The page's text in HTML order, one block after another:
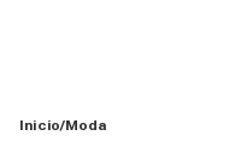
Inicio Moda